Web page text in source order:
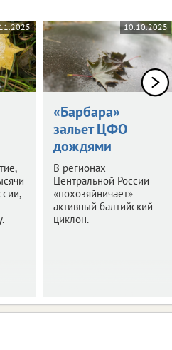
10.10.2025
«Барбара»
зальет ЦФО
дождями
В регионах
Центральной России
«похозяйничает»
активный балтийский
циклон.